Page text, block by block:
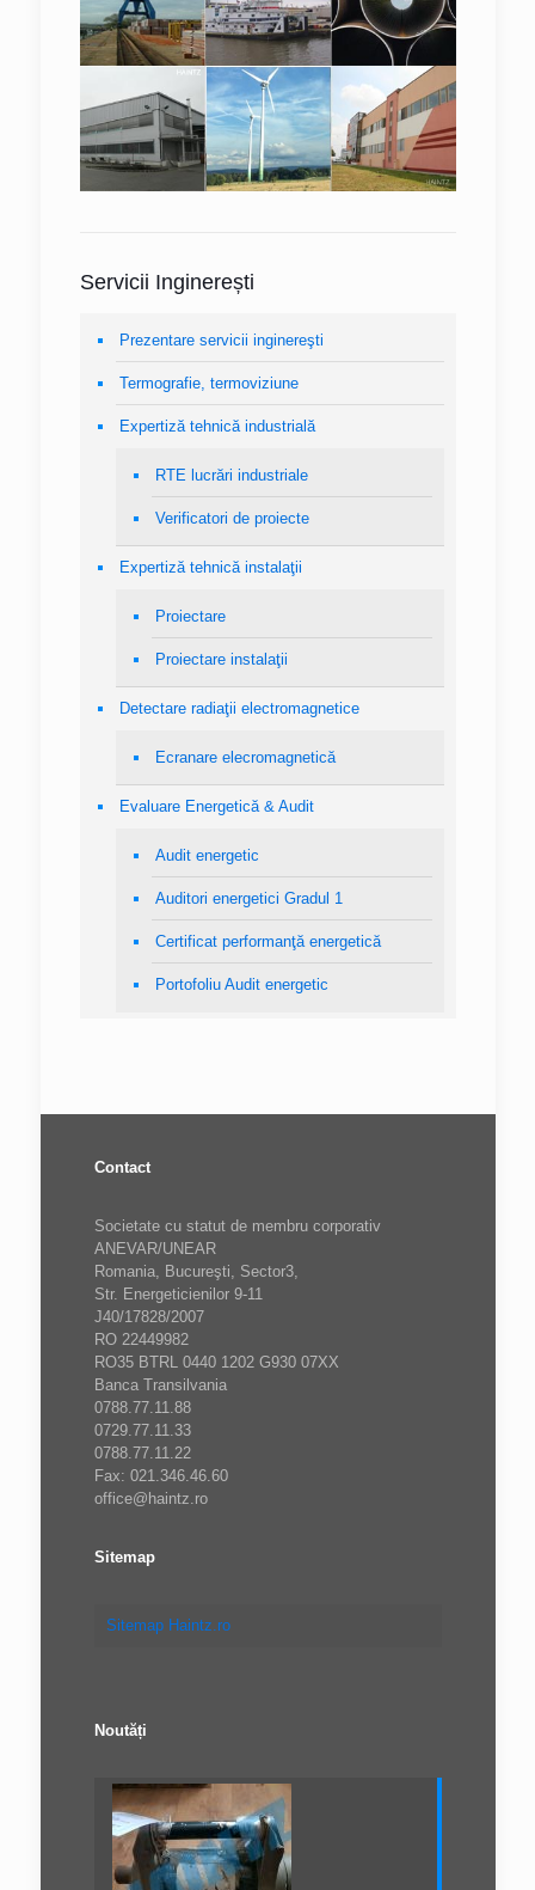
Servicii Inginerești
Prezentare servicii inginereşti
Termografie, termoviziune
Expertiză tehnică industrială
RTE lucrări industriale
Verificatori de proiecte
Expertiză tehnică instalaţii
Proiectare
Proiectare instalaţii
Detectare radiaţii electromagnetice
Ecranare elecromagnetică
Evaluare Energetică & Audit
Audit energetic
Auditori energetici Gradul 1
Certificat performanţă energetică
Portofoliu Audit energetic
Contact
Societate cu statut de membru corporativ
ANEVAR/UNEAR
Romania, Bucureşti, Sector3,
Str. Energeticienilor 9-11
J40/17828/2007
RO 22449982
RO35 BTRL 0440 1202 G930 07XX
Banca Transilvania
0788.77.11.88
0729.77.11.33
0788.77.11.22
Fax: 021.346.46.60
office@haintz.ro
Sitemap
Sitemap Haintz.ro
Noutăți